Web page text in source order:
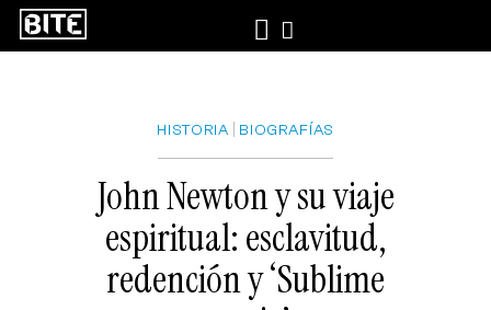
HISTORIA BIOGRAFÍAS
John Newton y su viaje
espiritual: esclavitud,
redención y ‘Sublime